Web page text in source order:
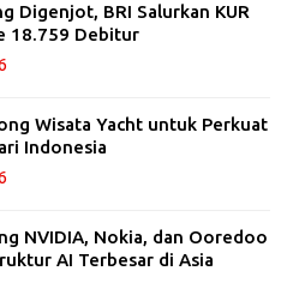
Digenjot, BRI Salurkan KUR
18.759 Debitur
Wisata Yacht untuk Perkuat
Indonesia
NVIDIA, Nokia, dan Ooredoo
AI Terbesar di Asia